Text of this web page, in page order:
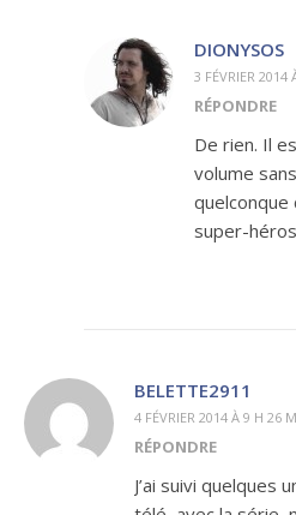
DIONYSOS
3 FÉVRIER 2014
RÉPONDRE
De rien. Il
volume
quelconque
super-
BELETTE2911
4 FÉVRIER 2014 À 9 H 26
RÉPONDRE
J’ai suivi quelques